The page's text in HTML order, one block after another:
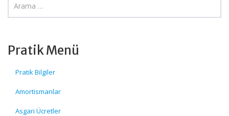
Pratik Menü
Pratik Bilgiler
Amortismanlar
Asgari Ücretler